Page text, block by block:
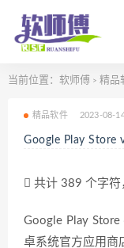
当前位置： 软师傅 > 精品
精品软件 2023-08-
Google Play Store
共计 389 个字符
Google Play
卓系统官方应用商